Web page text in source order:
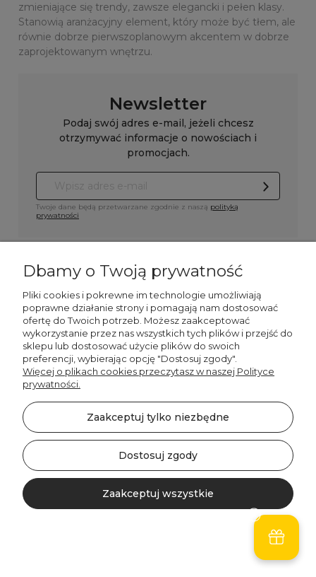
zmieniające się trendy, zawsze elegancki i pełen klasy.
Stanowią aranżacyjny element, który może być tłem, ale
równie dobrze pierwszoplanowym akcentem w dobrze
zaprojektowanym wnętrzu.
Newsletter
Podaj swój adres e-mail, jeżeli chcesz
otrzymywać informacje o nowościach i
promocjach.
Twoje dane będą przetwarzane zgodnie z naszą polityką
prywatności
MOJE KONTO
INFORMACJE
OBSŁUGA KLIENTA
POZNAJMY SIĘ
887 750 445
536 346 177
Koszyk
Dbamy o Twoją prywatność
Pliki cookies i pokrewne im technologie umożliwiają
poprawne działanie strony i pomagają nam dostosować
ofertę do Twoich potrzeb. Możesz zaakceptować
wykorzystanie przez nas wszystkich tych plików i przejść do
sklepu lub dostosować użycie plików do swoich
preferencji, wybierając opcję "Dostosuj zgody".
Więcej o plikach cookies przeczytasz w naszej Polityce
prywatności.
Zaakceptuj tylko niezbędne
Dostosuj zgody
Zaakceptuj wszystkie